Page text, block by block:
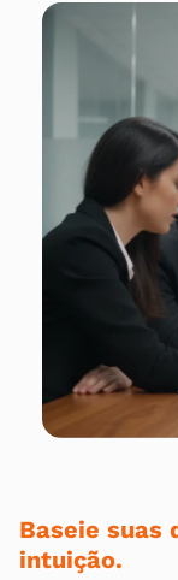
Baseie suas
intuição.